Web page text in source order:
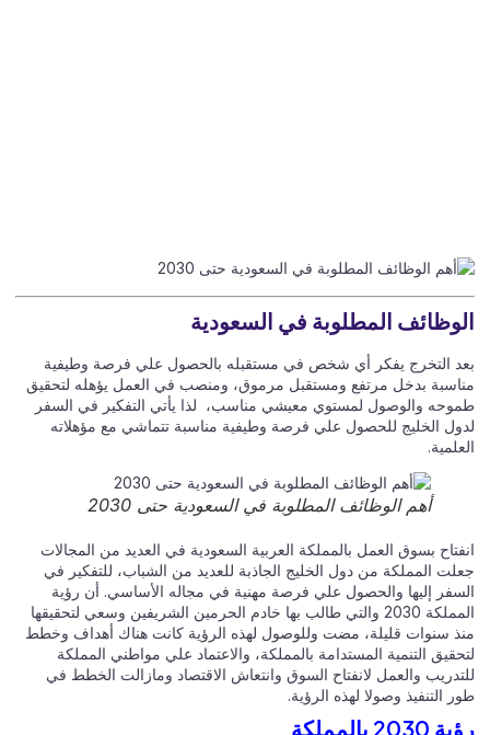
المطلوبة في السعودية
التخرج يفكر أي شخص في مستقبله بالحصول علي فرصة وطيفية
بدخل مرتفع ومستقبل مرموق، ومنصب في العمل يؤهله لتحقيق
والوصول لمستوي معيشي مناسب، لذا يأتي التفكير في السفر
الخليج للحصول علي فرصة وطيفية مناسبة تتماشي مع مؤهلاته
أهم الوظائف المطلوبة في السعودية حتى 2030
بسوق العمل بالمملكة العربية السعودية في العديد من المجالات
المملكة من دول الخليج الجاذبة للعديد من الشباب، للتفكير في
إليها والحصول علي فرصة مهنية في مجاله الأساسي. أن رؤية
المملكة 2030 والتي طالب بها خادم الحرمين الشريفين وسعي لتحقيقها
سنوات قليلة، مضت وللوصول لهذه الرؤية كانت هناك أهداف وخطط
التنمية المستدامة بالمملكة، والاعتماد علي مواطني المملكة
والعمل لانفتاح السوق وانتعاش الاقتصاد ومازالت الخطط في
التنفيذ وصولا لهذه الرؤية.
بالمملكة